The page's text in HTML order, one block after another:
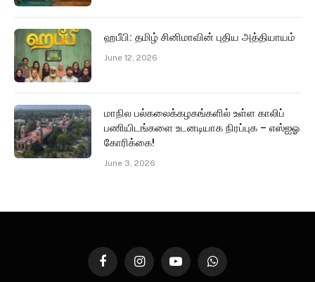
ஹபீபி: தமிழ் சினிமாவின் புதிய அத்தியாயம்
June 12, 2026
மாநில பல்கலைக்கழகங்களில் உள்ள காலிப்
பணியிடங்களை உடனடியாக நிரப்புக – எஸ்ஐஓ
கோரிக்கை!
June 3, 2026
FacebookInstagramYouTubeWhatsApp